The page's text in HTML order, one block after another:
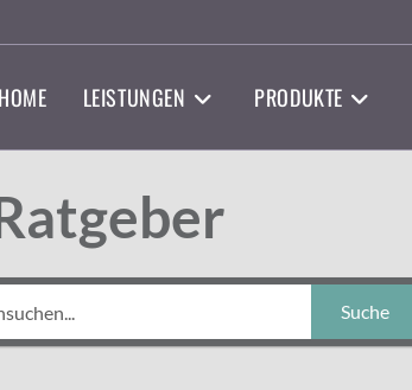
HOME LEISTUNGEN PRODUKTE
Suche